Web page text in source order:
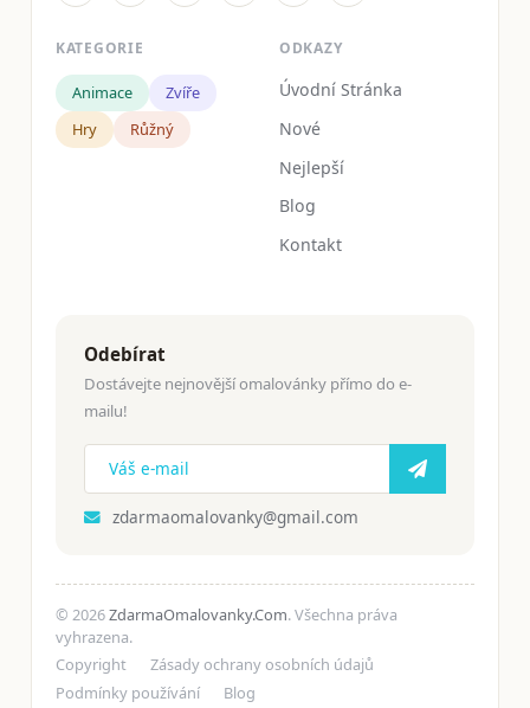
KATEGORIE
Animace
Zvíře
Hry
Růžný
ODKAZY
Úvodní Stránka
Nové
Nejlepší
Blog
Kontakt
Odebírat
Dostávejte nejnovější omalovánky přímo do e-
mailu!
zdarmaomalovanky@gmail.com
© 2026ZdarmaOmalovanky.Com. Všechna práva
vyhrazena.
Copyright
Zásady ochrany osobních údajů
Podmínky používání
Blog